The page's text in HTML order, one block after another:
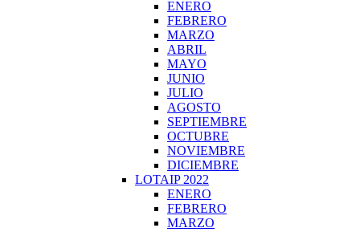
ENERO
FEBRERO
MARZO
ABRIL
MAYO
JUNIO
JULIO
AGOSTO
SEPTIEMBRE
OCTUBRE
NOVIEMBRE
DICIEMBRE
LOTAIP 2022
ENERO
FEBRERO
MARZO